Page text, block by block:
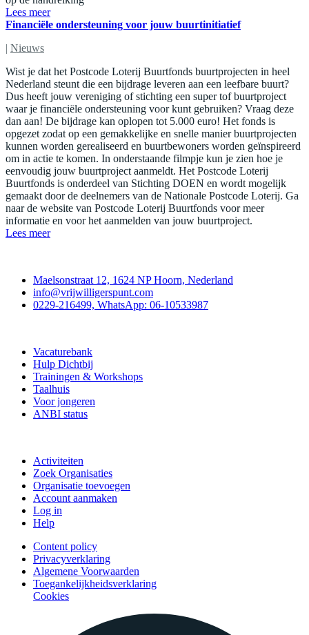
Lees meer
Financiële ondersteuning voor jouw buurtinitiatief
| Nieuws
Wist je dat het Postcode Loterij Buurtfonds buurtprojecten in heel
Nederland steunt die een bijdrage leveren aan een leefbare buurt?
Dus heeft jouw vereniging of stichting een super tof buurtproject
waar je financiële ondersteuning voor kunt gebruiken? Vraag deze
dan aan! De bijdrage kan oplopen tot 5.000 euro! Het fonds is
opgezet zodat op een gemakkelijke en snelle manier buurtprojecten
kunnen worden gerealiseerd en buurtbewoners worden geïnspireerd
om in actie te komen. In onderstaande filmpje kun je zien hoe je
eenvoudig jouw buurtproject aanmeldt. Het Postcode Loterij
Buurtfonds is onderdeel van Stichting DOEN en wordt mogelijk
gemaakt door de deelnemers van de Nationale Postcode Loterij. Ga
naar de website van Postcode Loterij Buurtfonds voor meer
informatie en voor het aanmelden van jouw buurtproject.
Lees meer
Maelsonstraat 12, 1624 NP Hoorn, Nederland
info@vrijwilligerspunt.com
0229-216499, WhatsApp: 06-10533987
Vacaturebank
Hulp Dichtbij
Trainingen & Workshops
Taalhuis
Voor jongeren
ANBI status
Activiteiten
Zoek Organisaties
Organisatie toevoegen
Account aanmaken
Log in
Help
Content policy
Privacyverklaring
Algemene Voorwaarden
Toegankelijkheidsverklaring
Cookies